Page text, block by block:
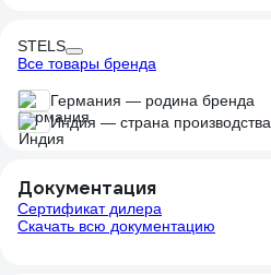
STELS
Все товары бренда
Германия — родина бренда
Индия — страна производства
Документация
Сертификат дилера
Скачать всю документацию